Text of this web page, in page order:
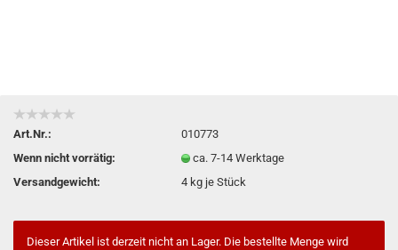
Art.Nr.:
010773
Wenn nicht vorrätig:
ca. 7-14 Werktage
Versandgewicht:
4 kg je Stück
Dieser Artikel ist derzeit nicht an Lager. Die bestellte Menge wird